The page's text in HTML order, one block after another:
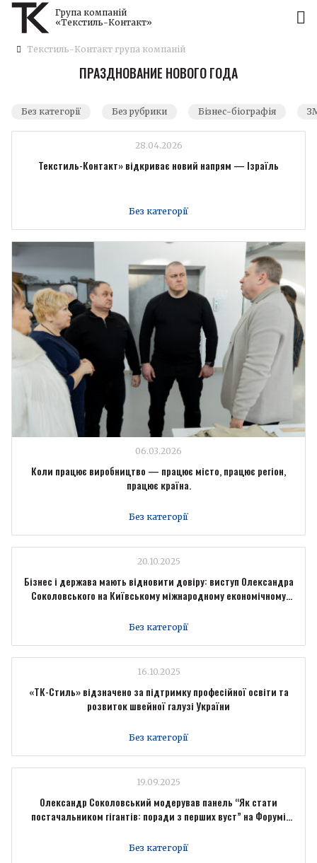
Група компаній
«Текстиль-Контакт»
Текстиль-Контакт група компаній
ПРАЗДНОВАНИЕ НОВОГО ГОДА
Без категорії Без рубрики Бізнес-біографія
28.04.2026
Текстиль-Контакт» відкриває новий напрям — Ізраїль
Без категорії
06.03.2026
Коли працює виробництво — працює місто, працює регіон,
працює країна.
Без категорії
20.10.2025
Бізнес і держава мають відновити довіру: виступ Олександра
Соколовського на Київському міжнародному економічному
Без категорії
16.10.2025
«ТК-Стиль» відзначено за підтримку професійної освіти та
розвиток швейної галузі України
Без категорії
19.09.2025
Олександр Соколовський модерував панель “Як стати
постачальником гігантів: поради з перших вуст” на Форумі
Без категорії